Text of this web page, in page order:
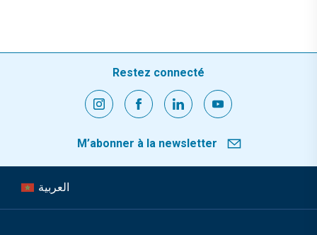
Restez connecté
M’abonner à la newsletter
العربية